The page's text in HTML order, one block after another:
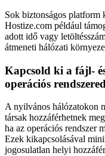
Sok biztonságos platform
Hostize.com például
adott idő vagy
átmeneti hálózati
Kapcsold ki a fájl-
operációs
A nyilvános hálózatokon
társak hozzáférhetnek
ha az operációs rendszer
Ezek kikapcsolásával
jogosulatlan helyi